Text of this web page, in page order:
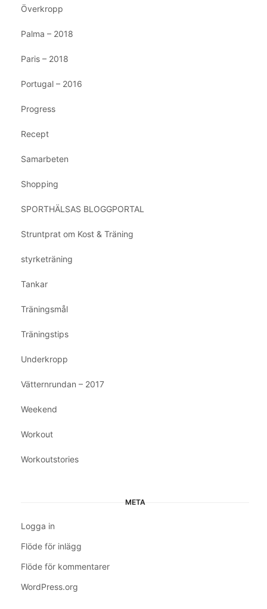
Överkropp
Palma – 2018
Paris – 2018
Portugal – 2016
Progress
Recept
Samarbeten
Shopping
SPORTHÄLSAS BLOGGPORTAL
Struntprat om Kost & Träning
styrketräning
Tankar
Träningsmål
Träningstips
Underkropp
Vätternrundan – 2017
Weekend
Workout
Workoutstories
META
Logga in
Flöde för inlägg
Flöde för kommentarer
WordPress.org